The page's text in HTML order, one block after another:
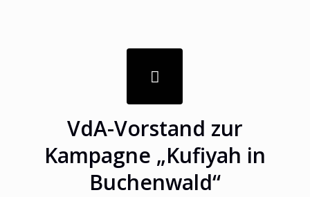
VdA-Vorstand zur
Kampagne „Kufiyah in
Buchenwald“